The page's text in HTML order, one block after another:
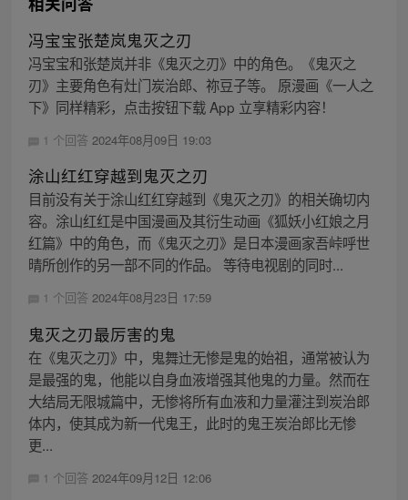
冯宝宝张楚岚鬼灭之刃
冯宝宝和张楚岚并非《鬼灭之刃》中的角色。《鬼灭之
刃》主要角色有灶门炭治郎、祢豆子等。 原漫画《一人之
下》同样精彩，点击按钮下载 App 立享精彩内容！
1 个回答 2024年08月09日 19:03
涂山红红穿越到鬼灭之刃
目前没有关于涂山红红穿越到《鬼灭之刃》的相关确切内
容。涂山红红是中国漫画及其衍生动画《狐妖小红娘之月
红篇》中的角色，而《鬼灭之刃》是日本漫画家吾峠呼世
晴所创作的另一部不同的作品。 等待电视剧的同时...
1 个回答 2024年08月23日 17:59
鬼灭之刃最厉害的鬼
在《鬼灭之刃》中，鬼舞辻无惨是鬼的始祖，通常被认为
是最强的鬼，他能以自身血液增强其他鬼的力量。然而在
大结局无限城篇中，无惨将所有血液和力量灌注到炭治郎
体内，使其成为新一代鬼王，此时的鬼王炭治郎比无惨
更...
1 个回答 2024年09月12日 12:06